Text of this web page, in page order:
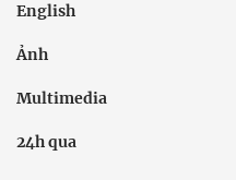
English
Ảnh
Multimedia
24h qua